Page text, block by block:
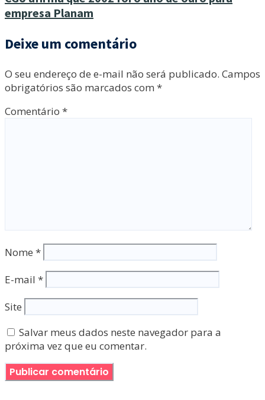
empresa Planam
Deixe um comentário
O seu endereço de e-mail não será publicado. Campos
obrigatórios são marcados com *
Comentário *
Nome *
E-mail *
Site
Salvar meus dados neste navegador para a
próxima vez que eu comentar.